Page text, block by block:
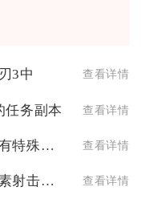
3中 查看详情
任务副本 查看详情
攻城掠地佳人淳酿是否有特殊功能 查看详情
有什么办法可以获得像素射击的属性点吗 查看详情